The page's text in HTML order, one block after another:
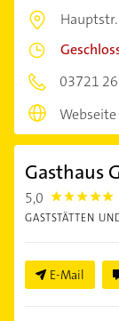
03721
Webseite
Gasthaus
5,0 5.0
GASTSTÄTTEN
E-Mail